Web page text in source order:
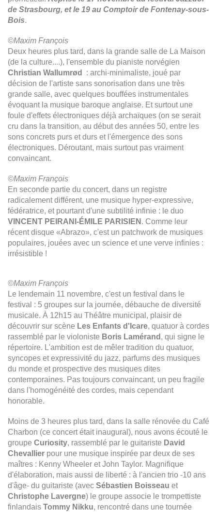
de Strasbourg, et le 19 au Comptoir de Fontenay-sous-
Bois.
©Maxim François
Deux heures plus tard, dans la grande salle de La Maison
(de la culture....), l'ensemble du pianiste norvégien
Christian Wallumrød
: archi-minimaliste, joué par
décision de l'artiste sans sonorisation dans une très
grande salle, avec quelques bouffées instrumentales
évoquant la musique baroque anglaise. Et surtout une
foule d'effets électroniques déjà archaïques (on se serait
cru dans la transition, au début des années 50, entre les
sons concrets purs et durs et l'émergence des sons
électroniques. Déroutant, mais surtout pas vraiment
convaincant.
©Maxim François
En seconde partie du concert, dans un registre
radicalement différent, une musique hyper-expressive,
fédératrice, et pourtant d'une subtilité infinie : le duo
VINCENT PEIRANI-ÉMILE PARISIEN . Comme leur
récent disque «Abrazo», c'est un patchwork de musiques
populaires, jouées avec un science et une verve infinies :
irrésistible !
©Maxim François
Le lendemain 11 novembre, c'est un festival dans le
festival : 5 groupes sur la journée, débauche de diversité
musicale. À 12h15 au Théâtre municipal, plaisir de
découvrir sur scène Les Enfants d'Icare, quatuor à cordes
rassemblé par le violoniste Boris Lamérand , qui signe le
répertoire. L'ambition est de mêler tradition du quatuor,
syncopes et expressivité du jazz, parfums des musiques
du monde et prospective des musiques dites
contemporaines. Pas toujours convaincant, un peu fragile
dans l'homogénéité des cordes, mais cependant
honorable.
Moins de 3 heures plus tard, dans la salle rénovée du Café
Charbon (ce concert était inaugural), nous avons écouté le
groupe Curiosity, rassemblé par le guitariste David
Chevallier pour une musique inspirée par deux de ses
maîtres : Kenny Wheeler et John Taylor. Magnifique
d'élaboration, mais aussi de liberté : à l'ancien trio -10 ans
d'âge- du guitariste (avec Sébastien Boisseau et
Christophe Lavergne) le groupe associe le trompettiste
finlandais Tommy Nikku, rencontré dans une tournée